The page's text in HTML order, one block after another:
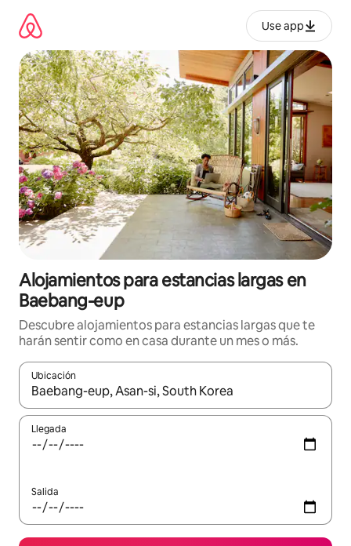
contenido
Use app
Alojamientos para estancias largas en
Baebang-eup
Descubre alojamientos para estancias largas que te
harán sentir como en casa durante un mes o más.
Ubicación
Cuando los resultados estén disponibles, podrás navegar
Llegada
Salida